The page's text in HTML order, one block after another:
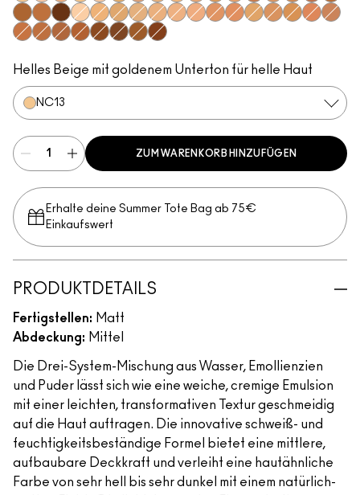
NC13NW10NW13NC15NW15NC20NW20
C4NC25NC27NC38C4.5NW35NC40NC42NW40
NC45
NC47NC60NW60
NC10NC16NC17
N12N18N5
Helles Beige mit goldenem Unterton für helle Haut
NC13
ZUM WARENKORB HINZUFÜGEN
Erhalte deine Summer Tote Bag ab 75€
Einkaufswert​
PRODUKTDETAILS
Fertigstellen: Matt
Abdeckung: Mittel
Die Drei-System-Mischung aus Wasser, Emollienzien
und Puder lässt sich wie eine weiche, cremige Emulsion
mit einer leichten, transformativen Textur geschmeidig
auf die Haut auftragen. Die innovative schweiß- und
feuchtigkeitsbeständige Formel bietet eine mittlere,
aufbaubare Deckkraft und verleiht eine hautähnliche
Farbe von sehr hell bis sehr dunkel mit einem natürlich-